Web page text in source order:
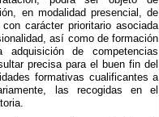
en modalidad presencial, de
carácter prioritario asociada
así como de formación
de competencias
precisa para el buen fin del
formativas cualificantes a
las recogidas en el